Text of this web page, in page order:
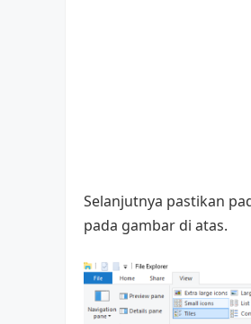
Selanjutnya pastikan
pada gambar di atas.